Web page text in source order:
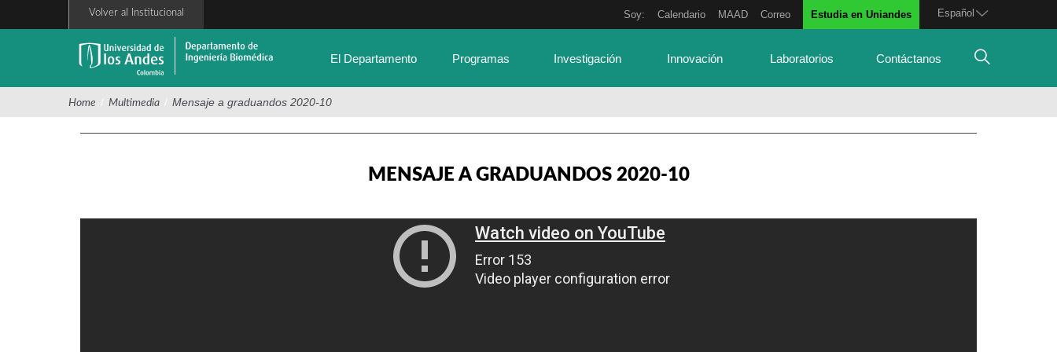
Español
Soy: Calendario MAAD Correo Estudia en Uniandes
Volver al Institucional
El Departamento Programas Investigación Innovación Laboratorios Contáctanos
Home / Multimedia / Mensaje a graduandos 2020-10
MENSAJE A GRADUANDOS 2020-10